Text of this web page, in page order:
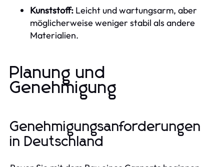
Kunststoff: Leicht und wartungsarm, aber
möglicherweise weniger stabil als andere
Materialien.
Planung und
Genehmigung
Genehmigungsanforderungen
in Deutschland